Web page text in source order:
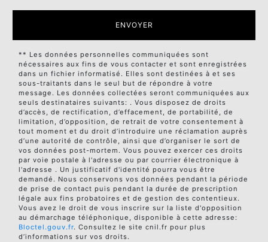
ENVOYER
** Les données personnelles communiquées sont
nécessaires aux fins de vous contacter et sont enregistrées
dans un fichier informatisé. Elles sont destinées à et ses
sous-traitants dans le seul but de répondre à votre
message. Les données collectées seront communiquées aux
seuls destinataires suivants: . Vous disposez de droits
d’accès, de rectification, d’effacement, de portabilité, de
limitation, d’opposition, de retrait de votre consentement à
tout moment et du droit d’introduire une réclamation auprès
d’une autorité de contrôle, ainsi que d’organiser le sort de
vos données post-mortem. Vous pouvez exercer ces droits
par voie postale à l'adresse ou par courrier électronique à
l'adresse . Un justificatif d'identité pourra vous être
demandé. Nous conservons vos données pendant la période
de prise de contact puis pendant la durée de prescription
légale aux fins probatoires et de gestion des contentieux.
Vous avez le droit de vous inscrire sur la liste d'opposition
au démarchage téléphonique, disponible à cette adresse:
Bloctel.gouv.fr. Consultez le site cnil.fr pour plus
d’informations sur vos droits.